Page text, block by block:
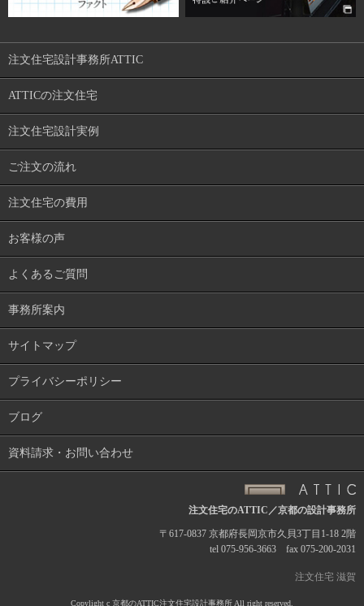
注文住宅設計事務所ATTIC
ATTICの注文住宅
注文住宅設計実例
ご注文の流れ
注文住宅の費用
お客様の声
よくあるご質問
事務所案内
サイトマップ
プライバシーポリシー
ブログ
資料請求・お問い合わせ
注文住宅のATTIC／京都の設計事務所
〒617-0837 京都府長岡京市久貝3丁目1-18 2階
tel 075-956-3663 fax 075-200-2031
注文住宅 滋賀
Copylight c 京都のATTIC注文住宅設計事務所 All right reserved.